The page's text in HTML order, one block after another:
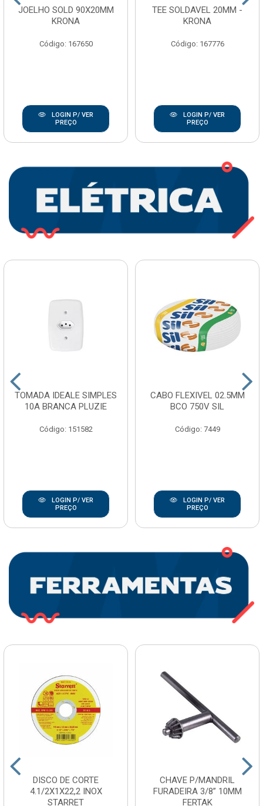
JOELHO SOLD 90X20MM
KRONA
Código: 167650
LOGIN P/ VER
PREÇO
TEE SOLDAVEL 20MM -
KRONA
Código: 167776
LOGIN P/ VER
PREÇO
TOMADA IDEALE SIMPLES
10A BRANCA PLUZIE
Código: 151582
LOGIN P/ VER
PREÇO
CABO FLEXIVEL 02.5MM
BCO 750V SIL
Código: 7449
LOGIN P/ VER
PREÇO
DISCO DE CORTE
4.1/2X1X22,2 INOX
STARRET
CHAVE P/MANDRIL
FURADEIRA 3/8” 10MM
FERTAK